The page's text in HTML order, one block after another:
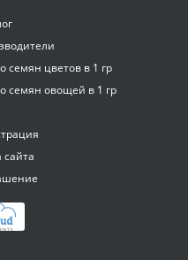
семян цветов в 1 гр
семян овощей в 1 гр
сайта